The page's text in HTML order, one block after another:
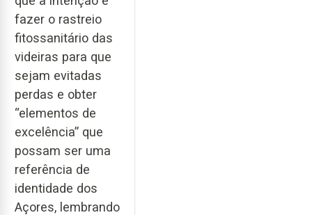
fazer o rastreio
fitossanitário das
videiras para que
sejam evitadas
perdas e obter
“elementos de
excelência” que
possam ser uma
referência de
identidade dos
Açores, lembrando